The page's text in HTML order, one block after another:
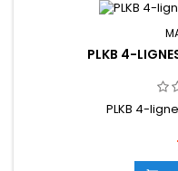
PLKB 4-
PLKB 4-